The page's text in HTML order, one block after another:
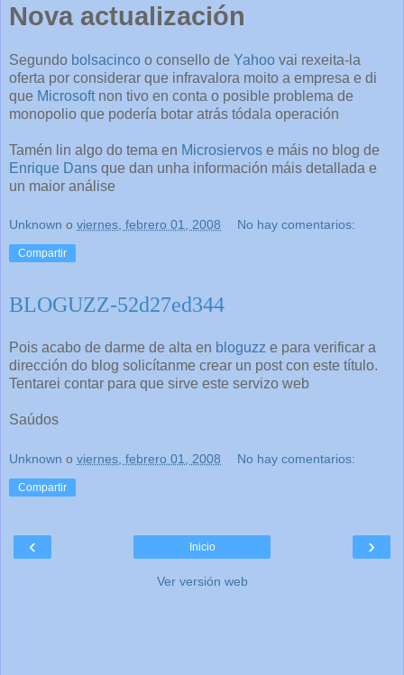
Nova actualización
Segundo bolsacinco o consello de Yahoo vai rexeita-la
oferta por considerar que infravalora moito a empresa e di
que Microsoft non tivo en conta o posible problema de
monopolio que podería botar atrás tódala operación
Tamén lin algo do tema en Microsiervos e máis no blog de
Enrique Dans que dan unha información máis detallada e
un maior análise
Unknown o viernes, febrero 01, 2008 No hay comentarios:
Compartir
BLOGUZZ-52d27ed344
Pois acabo de darme de alta en bloguzz e para verificar a
dirección do blog solicítanme crear un post con este título.
Tentarei contar para que sirve este servizo web
Saúdos
Unknown o viernes, febrero 01, 2008 No hay comentarios:
Compartir
‹ ›
Inicio
Ver versión web